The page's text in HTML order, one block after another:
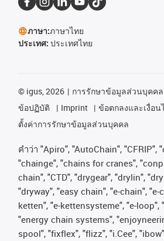
ภาษา:ภาษาไทย
ประเทศ: ประเทศไทย
© igus, 2026 การรักษาข้อมูลส่วนบุคคล
ข้อปฏิบัติ
Imprint
ข้อตกลงและเงื่อน
ตั้งค่าการรักษาข้อมูลส่วนบุคคล
คําว่า "Apiro", "AutoChain", "CFRIP",
"chainge", "chains for cranes",
chain", "CTD", "drygear", "drylin",
"dryway", "easy chain", "e-chain",
ketten", "e-kettensysteme", "e-loop",
"energy chain systems",
spool", "fixflex", "flizz", "i.Cee",